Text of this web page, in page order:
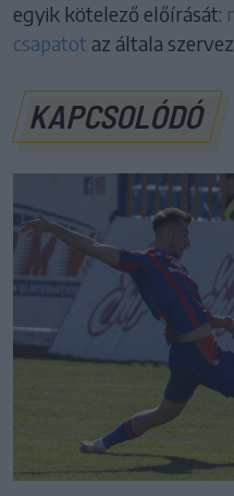
egyik kötelező előírását:
csapatot az általa
KAPCSOLÓDÓ